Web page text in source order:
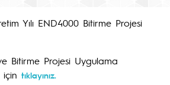
Yılı END4000 Bitirme Projesi
Bitirme Projesi Uygulama
için tıklayınız.